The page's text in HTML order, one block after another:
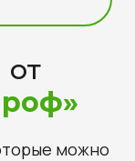
от
можно